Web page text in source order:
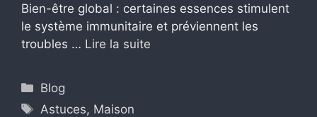
Bien-être global : certaines essences stimulent
le système immunitaire et préviennent les
troubles … Lire la suite
Catégories
Blog
Étiquettes
Astuces, Maison